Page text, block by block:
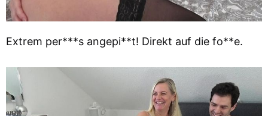
Extrem per***s angepi**t! Direkt auf die fo**e.